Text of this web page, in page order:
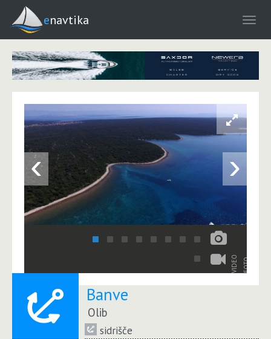
enavtika
‹ ›
VIDEO FOTO
Banve
Olib
sidrišče